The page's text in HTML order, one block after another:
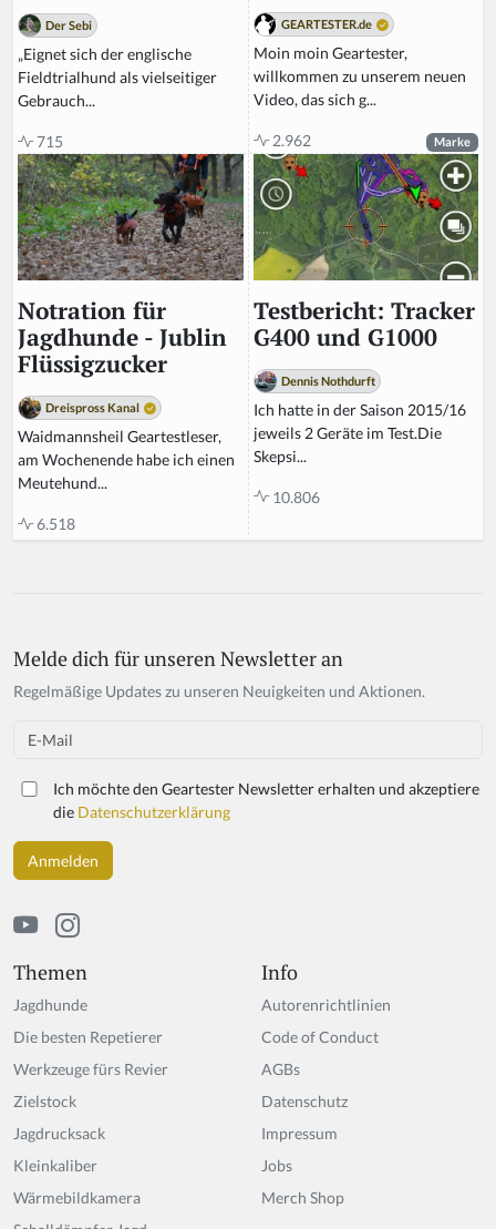
fi
el
d
Der Sebi
„Eignet sich der englische
Fieldtrialhund als vielseitiger
Gebrauch...
715
GEARTESTER.de
Moin moin Geartester,
willkommen zu unserem neuen
Video, das sich g...
2.962 Marke
Notration für
Jagdhunde - Jublin
Flüssigzucker
Dreispross Kanal
Waidmannsheil Geartestleser,
am Wochenende habe ich einen
Meutehund...
6.518
Testbericht: Tracker
G400 und G1000
Dennis Nothdurft
Ich hatte in der Saison 2015/16
jeweils 2 Geräte im Test.Die
Skepsi...
10.806
Themen
Jagdhunde
Die besten Repetierer
Werkzeuge fürs Revier
Zielstock
Jagdrucksack
Kleinkaliber
Wärmebildkamera
Info
Autorenrichtlinien
Code of Conduct
AGBs
Datenschutz
Impressum
Jobs
Merch Shop
If
y
h
a
n,
ig
n
o
r
t
hi
s
el
d
Melde dich für unseren Newsletter an
Regelmäßige Updates zu unseren Neuigkeiten und Aktionen.
Email
Ich möchte den Geartester Newsletter erhalten und akzeptiere
die Datenschutzerklärung